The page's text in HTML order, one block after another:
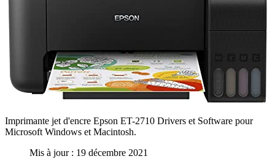
Imprimante jet d'encre Epson ET-2710 Drivers et Software pour
Microsoft Windows et Macintosh.
Mis à jour : 19 décembre 2021